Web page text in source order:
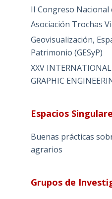
II Congreso Nacional
Asociación Trochas
Geovisualización,
Patrimonio (GESyP)
XXV
GRAPHIC
Espacios
Buenas prácticas
agrarios
Grupos de